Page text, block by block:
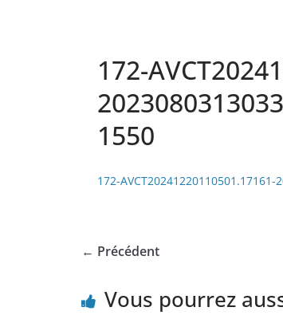
172-
1550
172-
← Précédent
Vous pourrez